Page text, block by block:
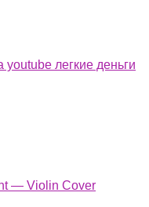
youtube легкие деньги
— Violin Cover